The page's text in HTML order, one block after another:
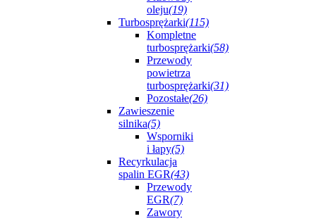
oleju(19)
Turbosprężarki(115)
Kompletne
turbosprężarki(58)
Przewody
powietrza
turbosprężarki(31)
Pozostałe(26)
Zawieszenie
silnika(5)
Wsporniki
i łapy(5)
Recyrkulacja
spalin EGR(43)
Przewody
EGR(7)
Zawory